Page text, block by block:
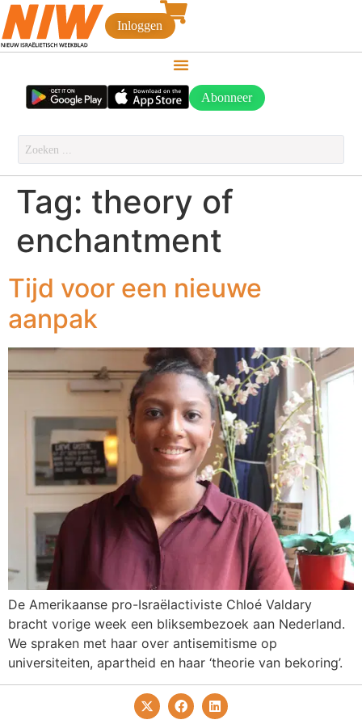
Inloggen
Abonneer
Tag: theory of
enchantment
Tijd voor een nieuwe
aanpak
De Amerikaanse pro-Israëlactiviste Chloé Valdary
bracht vorige week een bliksembezoek aan Nederland.
We spraken met haar over antisemitisme op
universiteiten, apartheid en haar ‘theorie van bekoring’.